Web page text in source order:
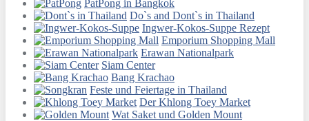
PatPong in Bangkok
Do`s and Dont`s in Thailand
Ingwer-Kokos-Suppe Rezept
Emporium Shopping Mall
Erawan Nationalpark
Siam Center
Bang Krachao
Feste und Feiertage in Thailand
Der Khlong Toey Market
Wat Saket und Golden Mount